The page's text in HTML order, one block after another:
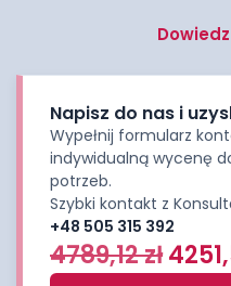
Napisz do nas i
Wypełnij formularz
indywidualną wycenę
potrzeb.
Szybki kontakt z
+48 505 315 392
4789,12zł